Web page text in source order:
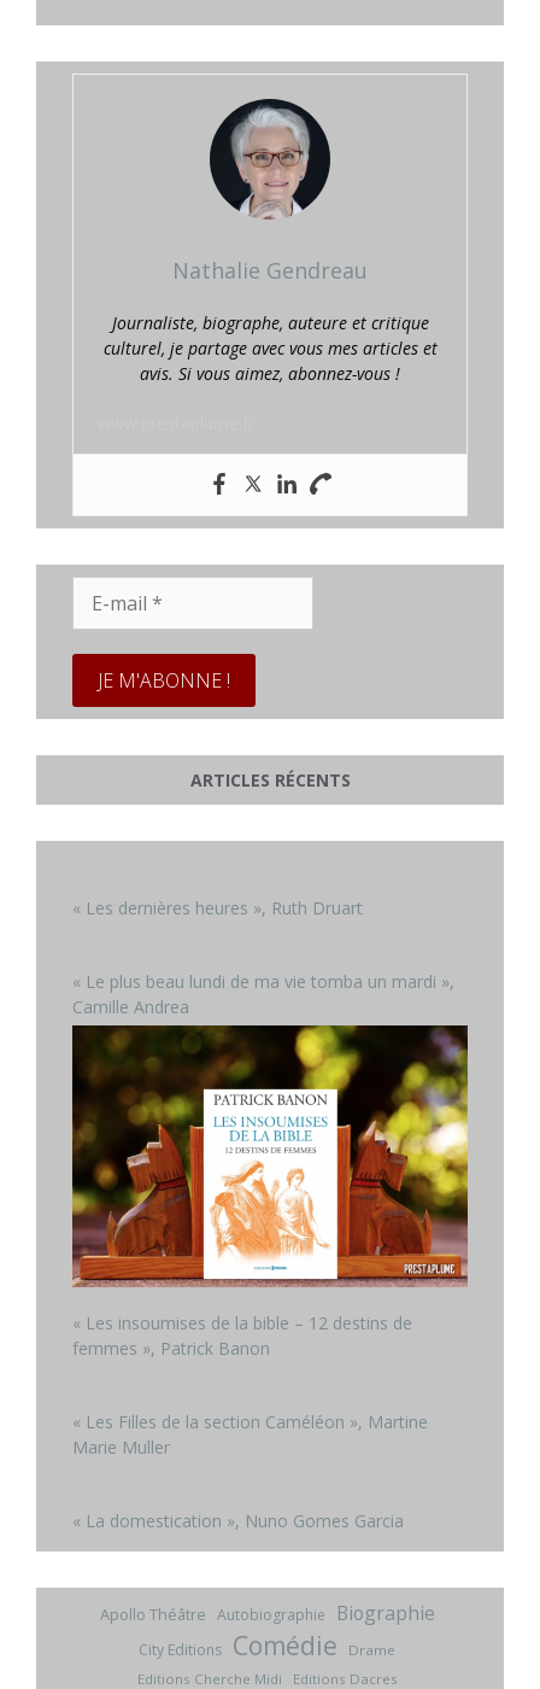
Nathalie Gendreau
Journaliste, biographe, auteure et critique
culturel, je partage avec vous mes articles et
avis. Si vous aimez, abonnez-vous !
mail
ARTICLES RÉCENTS
« Les dernières heures », Ruth Druart
« Le plus beau lundi de ma vie tomba un mardi »,
Camille Andrea
« Les insoumises de la bible – 12 destins de
femmes », Patrick Banon
« Les Filles de la section Caméléon », Martine
Marie Muller
« La domestication », Nuno Gomes Garcia
Apollo Théâtre Autobiographie Biographie
City Editions Comédie
Drame
Editions Cherche Midi
Editions Dacres